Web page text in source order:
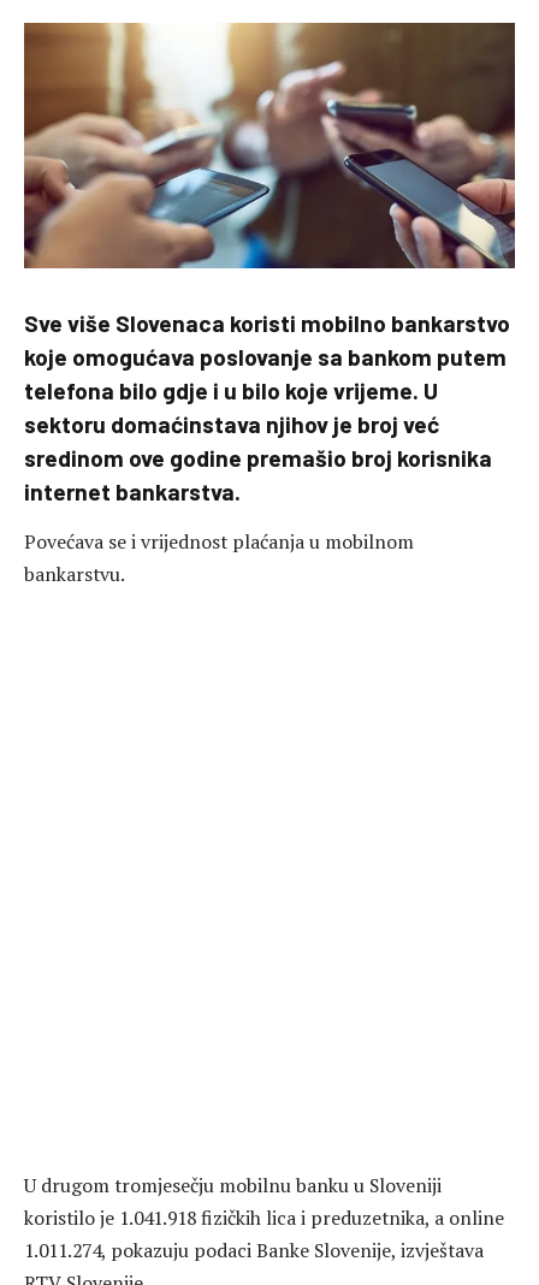
Sve više Slovenaca koristi mobilno bankarstvo
koje omogućava poslovanje sa bankom putem
telefona bilo gdje i u bilo koje vrijeme. U
sektoru domaćinstava njihov je broj već
sredinom ove godine premašio broj korisnika
internet bankarstva.
Povećava se i vrijednost plaćanja u mobilnom
bankarstvu.
U drugom tromjesečju mobilnu banku u Sloveniji
koristilo je 1.041.918 fizičkih lica i preduzetnika, a online
1.011.274, pokazuju podaci Banke Slovenije, izvještava